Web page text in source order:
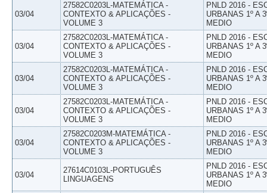
03/04
27582C0203L-MATEMÁTICA -
CONTEXTO & APLICAÇÕES -
VOLUME 3
PNLD 2016 -
URBANAS 1º A
MEDIO
03/04
27582C0203L-MATEMÁTICA -
CONTEXTO & APLICAÇÕES -
VOLUME 3
PNLD 2016 -
URBANAS 1º A
MEDIO
03/04
27582C0203L-MATEMÁTICA -
CONTEXTO & APLICAÇÕES -
VOLUME 3
PNLD 2016 -
URBANAS 1º A
MEDIO
03/04
27582C0203L-MATEMÁTICA -
CONTEXTO & APLICAÇÕES -
VOLUME 3
PNLD 2016 -
URBANAS 1º A
MEDIO
03/04
27582C0203M-MATEMÁTICA -
CONTEXTO & APLICAÇÕES -
VOLUME 3
PNLD 2016 -
URBANAS 1º A
MEDIO
03/04
27614C0103L-PORTUGUÊS
LINGUAGENS
PNLD 2016 -
URBANAS 1º A
MEDIO